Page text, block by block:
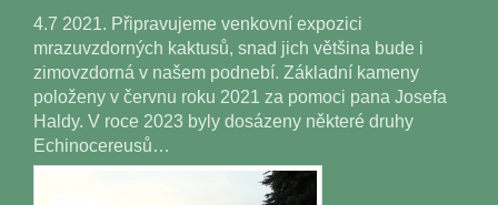
4.7 2021. Připravujeme venkovní expozici
mrazuvzdorných kaktusů, snad jich většina bude i
zimovzdorná v našem podnebí. Základní kameny
položeny v červnu roku 2021 za pomoci pana Josefa
Haldy. V roce 2023 byly dosázeny některé druhy
Echinocereusů…